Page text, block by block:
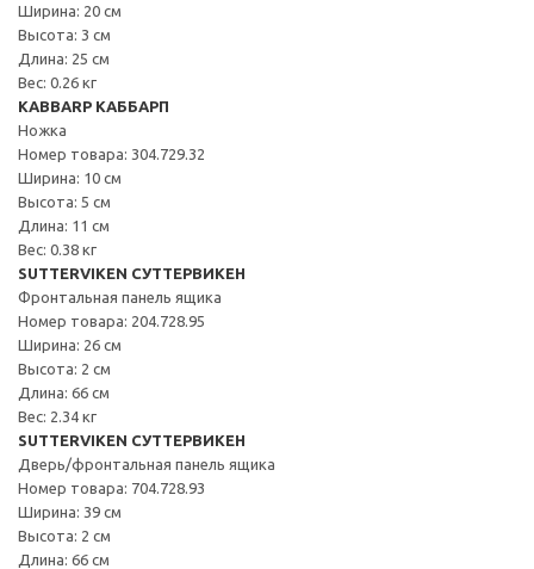
Ширина: 20 см
Высота: 3 см
Длина: 25 см
Вес: 0.26 кг
KABBARP КАББАРП
Ножка
Номер товара: 304.729.32
Ширина: 10 см
Высота: 5 см
Длина: 11 см
Вес: 0.38 кг
SUTTERVIKEN СУТТЕРВИКЕН
Фронтальная панель ящика
Номер товара: 204.728.95
Ширина: 26 см
Высота: 2 см
Длина: 66 см
Вес: 2.34 кг
SUTTERVIKEN СУТТЕРВИКЕН
Дверь/фронтальная панель ящика
Номер товара: 704.728.93
Ширина: 39 см
Высота: 2 см
Длина: 66 см